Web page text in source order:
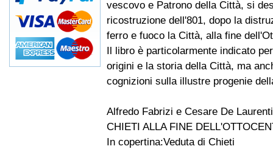
vescovo e Patrono della Città, si
ricostruzione dell'801, dopo la
ferro e fuoco la Città, alla fine
Il libro è particolarmente indicato
origini e la storia della Città, ma
cognizioni sulla illustre progenie
Alfredo Fabrizi e Cesare De
CHIETI ALLA FINE
In copertina:Veduta di Chieti